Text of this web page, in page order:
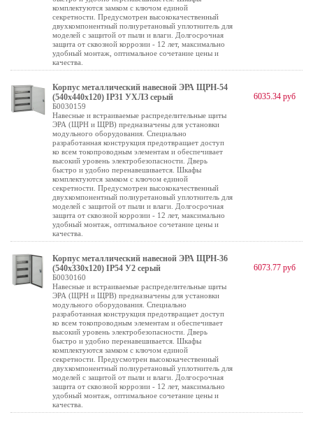
комплектуются замком с ключом единой
секретности. Предусмотрен высококачественный
двухкомпонентный полиуретановый уплотнитель для
моделей с защитой от пыли и влаги. Долгосрочная
защита от сквозной коррозии - 12 лет, максимально
удобный монтаж, оптимальное сочетание цены и
качества.
Корпус металлический навесной ЭРА ЩРН-54
(540х440х120) IP31 УХЛЗ серый
Б0030159
Навесные и встраиваемые распределительные щиты
ЭРА (ЩРН и ЩРВ) предназначены для установки
модульного оборудования. Специально
разработанная конструкция предотвращает доступ
ко всем токопроводным элементам и обеспечивает
высокий уровень электробезопасности. Дверь
быстро и удобно перенавешивается. Шкафы
комплектуются замком с ключом единой
секретности. Предусмотрен высококачественный
двухкомпонентный полиуретановый уплотнитель для
моделей с защитой от пыли и влаги. Долгосрочная
защита от сквозной коррозии - 12 лет, максимально
удобный монтаж, оптимальное сочетание цены и
качества.
6035.34 руб
Корпус металлический навесной ЭРА ЩРН-36
(540х330х120) IP54 У2 серый
Б0030160
Навесные и встраиваемые распределительные щиты
ЭРА (ЩРН и ЩРВ) предназначены для установки
модульного оборудования. Специально
разработанная конструкция предотвращает доступ
ко всем токопроводным элементам и обеспечивает
высокий уровень электробезопасности. Дверь
быстро и удобно перенавешивается. Шкафы
комплектуются замком с ключом единой
секретности. Предусмотрен высококачественный
двухкомпонентный полиуретановый уплотнитель для
моделей с защитой от пыли и влаги. Долгосрочная
защита от сквозной коррозии - 12 лет, максимально
удобный монтаж, оптимальное сочетание цены и
качества.
6073.77 руб